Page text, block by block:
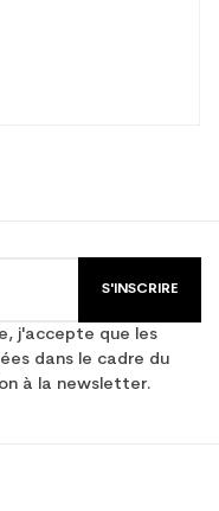
S'INSCRIRE
j'accepte que les
dans le cadre du
à la newsletter.